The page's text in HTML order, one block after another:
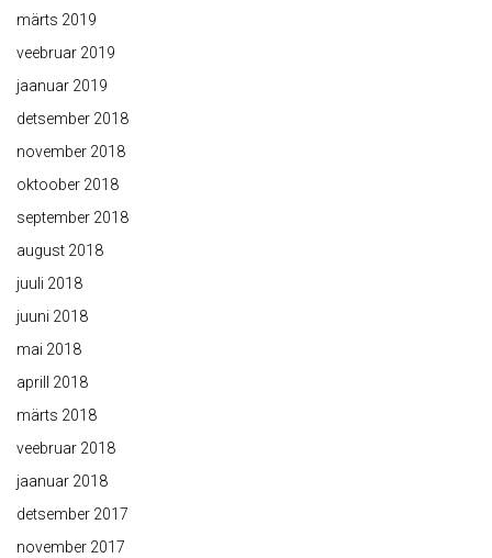
märts 2019
veebruar 2019
jaanuar 2019
detsember 2018
november 2018
oktoober 2018
september 2018
august 2018
juuli 2018
juuni 2018
mai 2018
aprill 2018
märts 2018
veebruar 2018
jaanuar 2018
detsember 2017
november 2017